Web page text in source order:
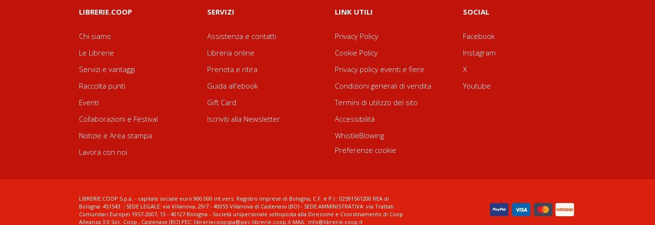
LIBRERIE.COOP
Chi siamo
Le Librerie
Servizi e vantaggi
Raccolta punti
Eventi
Collaborazioni e Festival
Notizie e Area stampa
Lavora con noi
SERVIZI
Assistenza e contatti
Libreria online
Prenota e ritira
Guida all'ebook
Gift Card
Iscriviti alla Newsletter
LINK UTILI
Privacy Policy
Cookie Policy
Privacy policy eventi e fiere
Condizioni generali di vendita
Termini di utilizzo del sito
Accessibilità
WhistleBlowing
Preferenze cookie
SOCIAL
Facebook
Instagram
X
Youtube
LIBRERIE.COOP S.p.a. - capitale sociale euro 900.000 int.vers. Registro imprese di Bologna, C.F. e P.I.: 02591561200 REA di
Bologna: 451543 ; SEDE LEGALE: via Villanova, 29/7 - 40055 Villanova di Castenaso (BO) - SEDE AMMINISTRATIVA: via Trattati
Comunitari Europei 1957-2007, 13 - 40127 Bologna - Società unipersonale sottoposta alla Direzione e Coordinamento di Coop
Alleanza 3.0 Soc. Coop., Castenaso (BO) PEC: libreriecoopspa@pec.librerie.coop.it MAIL: info@librerie.coop.it